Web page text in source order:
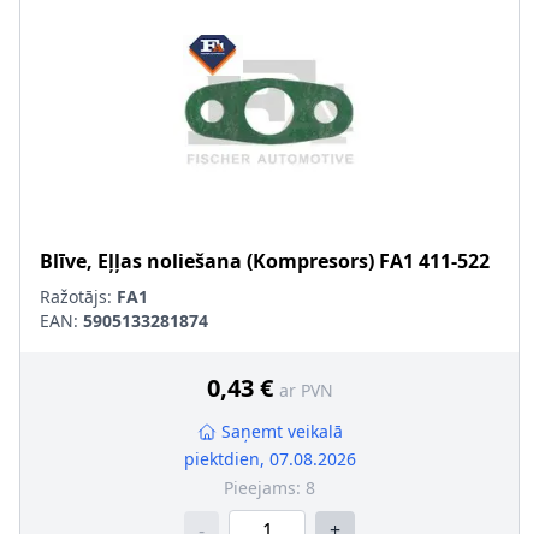
Blīve, Eļļas noliešana (Kompresors) FA1 411-522
Ražotājs: FA1
EAN: 5905133281874
0,43 € ar PVN
Saņemt veikalā
piektdien, 07.08.2026
Pieejams: 8